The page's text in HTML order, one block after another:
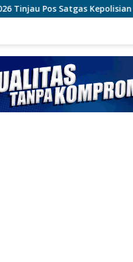
Ops Damai Cartenz di